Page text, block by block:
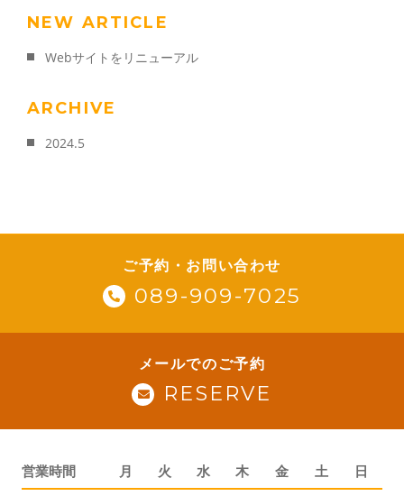
NEW ARTICLE
Webサイトをリニューアル
ARCHIVE
2024.5
ご予約・お問い合わせ
089-909-7025
メールでのご予約
RESERVE
営業時間 月 火 水 木 金 土 日